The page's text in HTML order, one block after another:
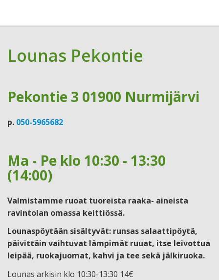
Lounas Pekontie
Pekontie 3 01900 Nurmijärvi
p. 050-5965682
Ma - Pe klo 10:30 - 13:30
(14:00)
Valmistamme ruoat tuoreista raaka- aineista
ravintolan omassa keittiössä.
Lounaspöytään sisältyvät: runsas salaattipöytä,
päivittäin vaihtuvat lämpimät ruuat, itse leivottua
leipää, ruokajuomat, kahvi ja tee sekä jälkiruoka.
Lounas arkisin klo 10:30-13:30 14€